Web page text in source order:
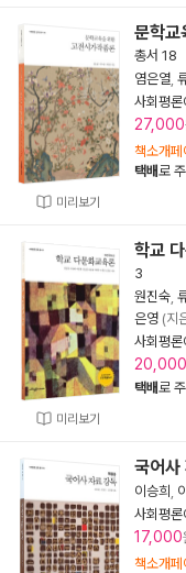
미리보기
문학교
총서 18
염은열
사회평론
27,000
책소개
택배로
미리보기
학교
3
원진숙
은영 (지
사회평론
20,000
택배로
국어사
이승희
사회평론
17,000
책소개